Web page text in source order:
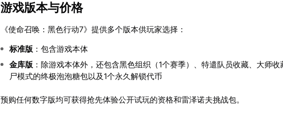
游戏版本与价格
《使命召唤：黑色行动7》提供多个版本供玩家选择：
标准版 ：包含游戏本体
金库版 ：除游戏本体外，还包含黑色组织（1个赛季）、特遣队员收藏、大师
尸模式的终极泡泡糖包以及1个永久解锁代币
预购任何数字版均可获得抢先体验公开试玩的资格和雷泽诺夫挑战包。